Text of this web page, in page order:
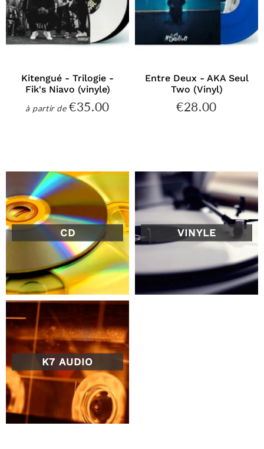
Kitengué - Trilogie -
Fik's Niavo (vinyle)
à partir dePrix
€35.00
Entre Deux - AKA Seul
Two (Vinyl)
Prix
€28.00
CD VINYLE
K7 AUDIO